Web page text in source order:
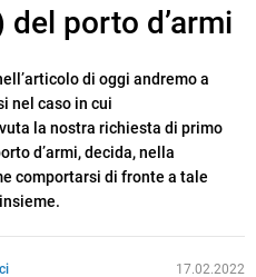
porto d’armi
di oggi andremo a
nel caso in cui
la nostra richiesta di primo
d’armi, decida, nella
comportarsi di fronte a tale
17.02.2022